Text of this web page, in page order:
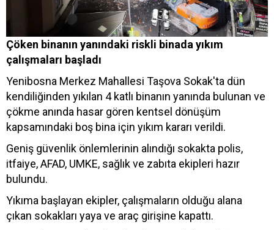
Çöken binanın yanındaki riskli binada yıkım
çalışmaları başladı
Yenibosna Merkez Mahallesi Taşova Sokak'ta dün
kendiliğinden yıkılan 4 katlı binanın yanında bulunan ve
çökme anında hasar gören kentsel dönüşüm
kapsamındaki boş bina için yıkım kararı verildi.
Geniş güvenlik önlemlerinin alındığı sokakta polis,
itfaiye, AFAD, UMKE, sağlık ve zabıta ekipleri hazır
bulundu.
Yıkıma başlayan ekipler, çalışmaların olduğu alana
çıkan sokakları yaya ve araç girişine kapattı.